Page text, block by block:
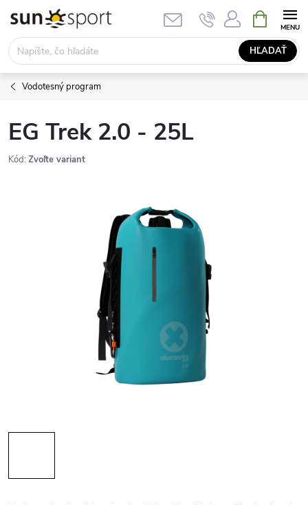
obsah
HĽADAŤ
KOŠÍK
Vodotesný program
EG Trek 2.0 - 25L
Kód: Zvoľte variant